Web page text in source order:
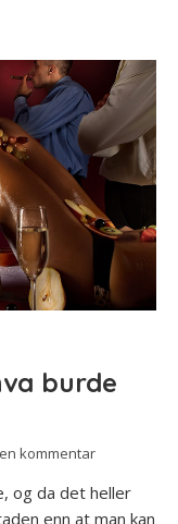
burde
kommentar
og da det heller
enn at man kan